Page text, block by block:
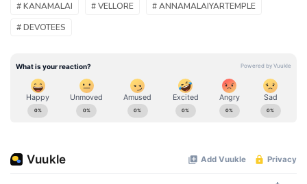
# KANAMALAI
# VELLORE
# ANNAMALAIYARTEMPLE
# DEVOTEES